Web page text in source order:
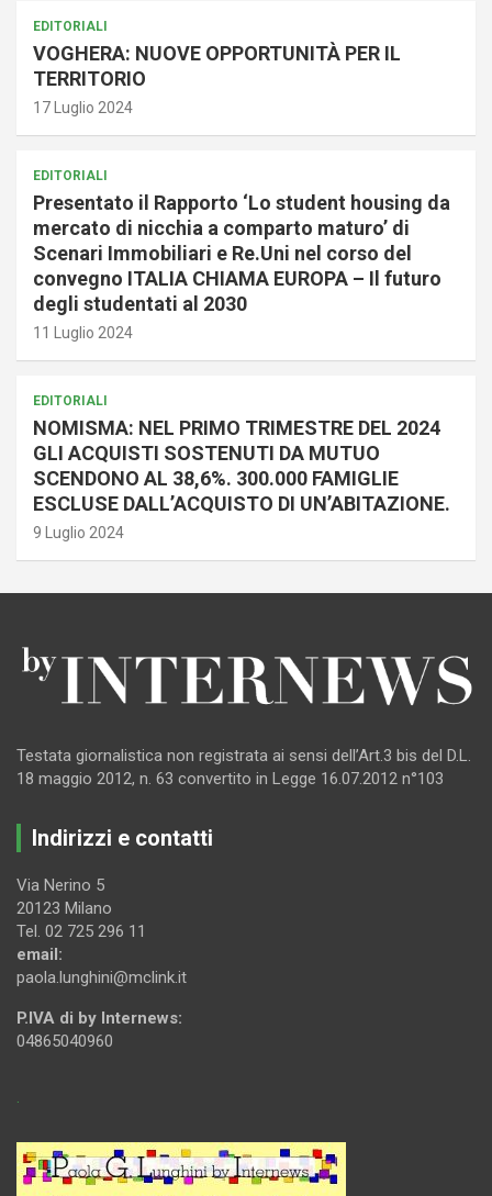
EDITORIALI
VOGHERA: NUOVE OPPORTUNITÀ PER IL
TERRITORIO
17 Luglio 2024
EDITORIALI
Presentato il Rapporto ‘Lo student housing da
mercato di nicchia a comparto maturo’ di
Scenari Immobiliari e Re.Uni nel corso del
convegno ITALIA CHIAMA EUROPA – Il futuro
degli studentati al 2030
11 Luglio 2024
EDITORIALI
NOMISMA: NEL PRIMO TRIMESTRE DEL 2024
GLI ACQUISTI SOSTENUTI DA MUTUO
SCENDONO AL 38,6%. 300.000 FAMIGLIE
ESCLUSE DALL’ACQUISTO DI UN’ABITAZIONE.
9 Luglio 2024
Testata giornalistica non registrata ai sensi dell’Art.3 bis del D.L.
18 maggio 2012, n. 63 convertito in Legge 16.07.2012 n°103
Indirizzi e contatti
Via Nerino 5
20123 Milano
Tel. 02 725 296 11
email:
paola.lunghini@mclink.it
P.IVA di by Internews:
04865040960
.